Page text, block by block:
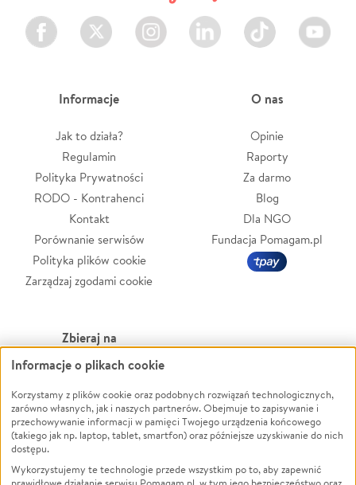
Facebook Twitter Instagram LinkedIn TikTok Youtube
Informacje
Jak to działa?
Regulamin
Polityka Prywatności
RODO - Kontrahenci
Kontakt
Porównanie serwisów
Polityka plików cookie
Zarządzaj zgodami cookie
O nas
Opinie
Raporty
Za darmo
Blog
Dla NGO
Fundacja Pomagam.pl
Zbieraj na
Leczenie
Zwierzęta
Pożar
Ukraina
Pomoc Finansowa
Powódź
Wichura
NGO
Edukacja
Informacje o plikach cookie
Korzystamy z plików cookie oraz podobnych rozwiązań technologicznych,
zarówno własnych, jak i naszych partnerów. Obejmuje to zapisywanie i
przechowywanie informacji w pamięci Twojego urządzenia końcowego
(takiego jak np. laptop, tablet, smartfon) oraz późniejsze uzyskiwanie do nich
dostępu.
Wykorzystujemy te technologie przede wszystkim po to, aby zapewnić